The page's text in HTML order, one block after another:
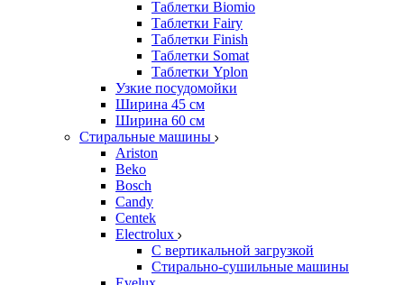
Таблетки Biomio
Таблетки Fairy
Таблетки Finish
Таблетки Somat
Таблетки Yplon
Узкие посудомойки
Ширина 45 см
Ширина 60 см
Стиральные машины
Ariston
Beko
Bosch
Candy
Centek
Electrolux
С вертикальной загрузкой
Стирально-сушильные машины